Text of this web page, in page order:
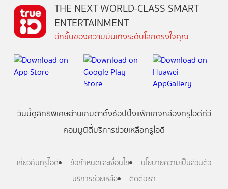
THE NEXT WORLD-CLASS SMART
ENTERTAINMENT
อีกขั้นของความบันเทิงระดับโลกตรงใจคุณ
วันนี้ดูสิทธิพิเศษอ่านเกมตาตั้งช้อปปิ้งแพ็กเกจกล่องทรูไอดีทีวี
คอมมูนิตี้บริการช่วยเหลือทรูไอดี
เกี่ยวกับทรูไอดี ข้อกำหนดและเงื่อนไข
นโยบายความเป็นส่วนตัว
บริการช่วยเหลือ
ติดต่อเรา